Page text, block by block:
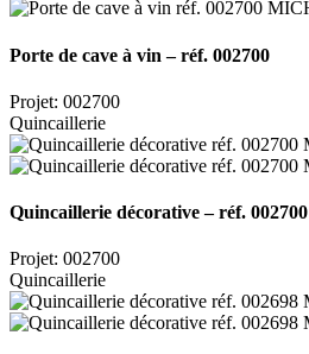
Porte de cave à vin – réf. 002700
Projet: 002700
Quincaillerie
Quincaillerie décorative – réf. 002700
Projet: 002700
Quincaillerie